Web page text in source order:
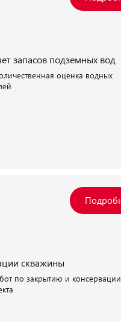
запасов подземных вод
оценка водных
скважины
по закрытию и консервации